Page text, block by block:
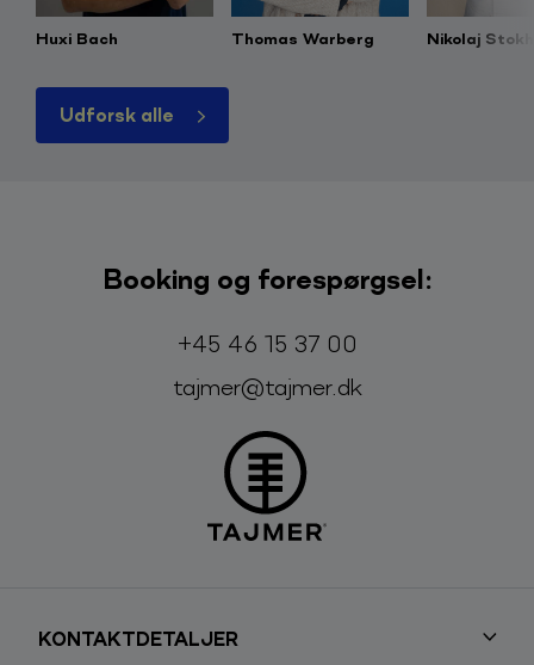
Udforsk alle
Huxi Bach Thomas Warberg Nikolaj
Booking og forespørgsel:
Telefon:
+45 46 15 37 00
E-mail:
tajmer@tajmer.dk
KONTAKTDETALJER